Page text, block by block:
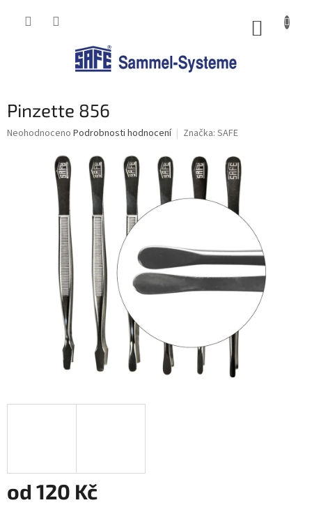
Pinzette 856
Průměrné
Neohodnoceno Podrobnosti hodnocení Značka: SAFE
od 120 Kč